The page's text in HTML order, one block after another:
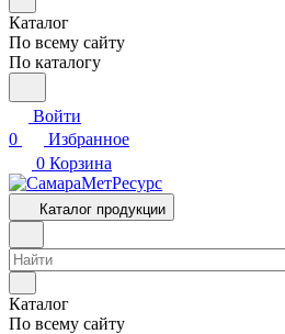
Каталог
По всему сайту
По каталогу
Войти
0
Избранное
0 Корзина
Каталог продукции
Каталог
По всему сайту